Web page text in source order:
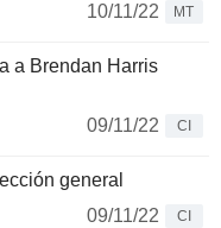
10/11/22
MT
a Brendan Harris
09/11/22
CI
general
09/11/22
CI